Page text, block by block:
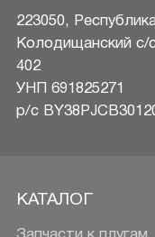
223050,
Колодищанский
402
УНП 691825271
р/c
КАТАЛОГ